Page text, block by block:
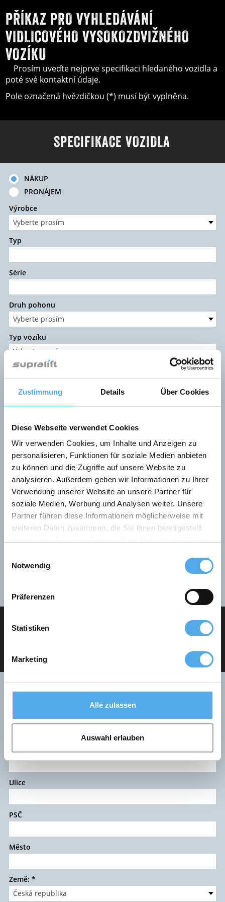
Zustimmung Details Über Cookies
Diese Webseite verwendet Cookies
Wir verwenden Cookies, um Inhalte und Anzeigen zu
personalisieren, Funktionen für soziale Medien anbieten
zu können und die Zugriffe auf unsere Website zu
analysieren. Außerdem geben wir Informationen zu Ihrer
Verwendung unserer Website an unsere Partner für
soziale Medien, Werbung und Analysen weiter. Unsere
Partner führen diese Informationen möglicherweise mit
weiteren Daten zusammen, die Sie ihnen bereitgestellt
Notwendig
Präferenzen
Statistiken
Marketing
Alle zulassen
Auswahl erlauben
PŘÍKAZ PRO VYHLEDÁVÁNÍ
VIDLICOVÉHO VYSOKOZDVIŽNÉHO
VOZÍKU
Prosím uveďte nejprve specifikaci hledaného vozidla a
poté své kontaktní údaje.
Pole označená hvězdičkou (*) musí být vyplněna.
SPECIFIKACE VOZIDLA
NÁKUP
PRONÁJEM
Výrobce
Vyberte prosím
Typ
Série
Druh pohonu
Vyberte prosím
Typ vozíku
Vyberte prosím
Zvedací zařízení
Výška zdvihu (mm)
Rok výroby
Cena
VYŽÁDAT INFORMACI O KONTAKTU
Kontaktní osoba*
E-Mail:*
Firma
Ulice
PSČ
Město
Země: *
Česká republika